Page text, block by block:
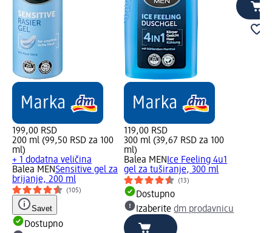
199,00 RSD
200 ml (99,50 RSD za 100
ml)
+ 1 dodatna veličina
Balea MENSensitive gel za
brijanje, 200 ml
(105)
Savet
Dostupno
119,00 RSD
300 ml (39,67 RSD za 100
ml)
Balea MEN Ice Feeling 4u1
gel za tuširanje, 300 ml
(13)
Dostupno
Izaberitedm prodavnicu